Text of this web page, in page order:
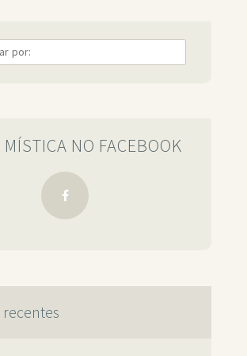
MÍSTICA NO FACEBOOK
recentes